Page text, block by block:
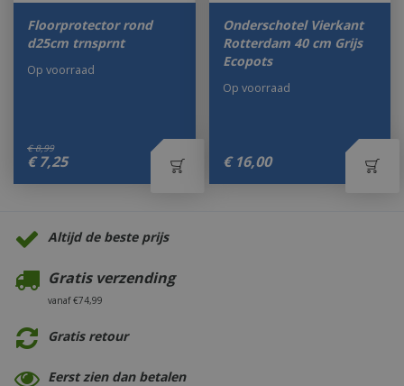
Floorprotector rond
d25cm trnsprnt
€ 8,99
€ 7,25
Op voorraad
Onderschotel Vierkant
Rotterdam 40 cm Grijs
Ecopots
€ 16,00
Op voorraad
Altijd de beste prijs
Gratis verzending
vanaf €74,99
Gratis retour
Eerst zien dan betalen